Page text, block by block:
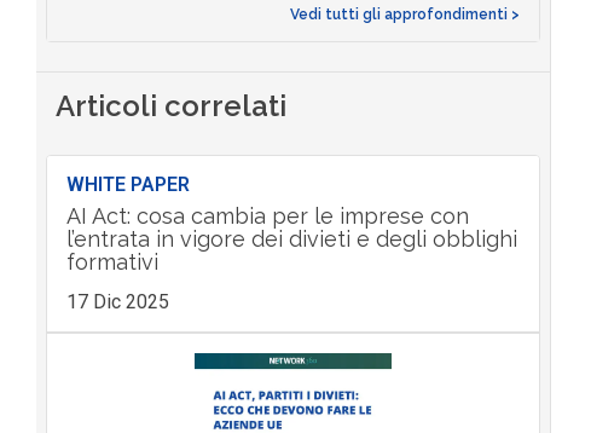
Vedi tutti gli approfondimenti >
Articoli correlati
WHITE PAPER
AI Act: cosa cambia per le imprese con
l’entrata in vigore dei divieti e degli obblighi
formativi
17 Dic 2025